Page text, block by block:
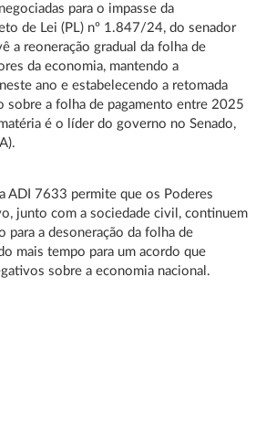
para o impasse da
de Lei (PL) nº 1.847/24, do senador
a reoneração gradual da folha de
da economia, mantendo a
ano e estabelecendo a retomada
sobre a folha de pagamento entre 2025
é o líder do governo no Senado,
ADI 7633 permite que os Poderes
junto com a sociedade civil, continuem
para a desoneração da folha de
mais tempo para um acordo que
sobre a economia nacional.